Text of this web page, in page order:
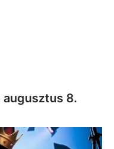
augusztus 8.